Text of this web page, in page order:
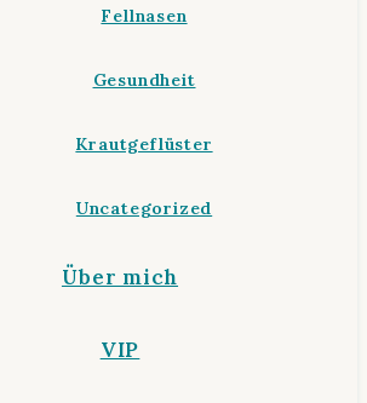
Fellnasen
Gesundheit
Krautgeflüster
Uncategorized
Über mich
VIP